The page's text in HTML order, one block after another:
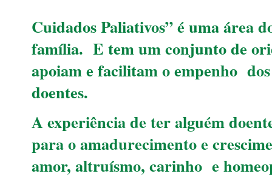
Cuidados Paliativos” é uma área
família. E tem um conjunto de
apoiam e facilitam o empenho
doentes.
A experiência de ter alguém
para o amadurecimento e
amor, altruísmo, carinho e